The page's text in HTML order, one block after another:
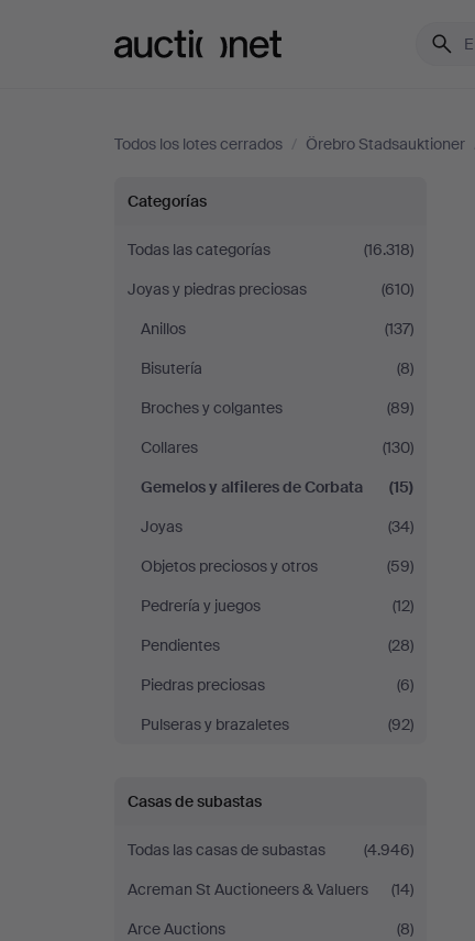
Todos los lotes cerrados / Örebro Stadsauktioner
Gemelos
y
alfileres
de
Corbata
en
Örebro
Stadsauktioner
Categorías
Todas las categorías
(16.318)
Joyas y piedras preciosas
(610)
Anillos
(137)
Bisutería
(8)
Broches y colgantes
(89)
Collares
(130)
Gemelos y alfileres de Corbata
(15)
Joyas
(34)
Objetos preciosos y otros
(59)
Pedrería y juegos
(12)
Pendientes
(28)
Piedras preciosas
(6)
Pulseras y brazaletes
(92)
Casas de subastas
Todas las casas de subastas
(4.946)
Acreman St Auctioneers & Valuers
(14)
Arce Auctions
(8)